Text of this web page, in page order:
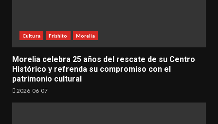
Cultura Frishito Morelia
Morelia celebra 25 años del rescate de su Centro
Histórico y refrenda su compromiso con el
patrimonio cultural
2026-06-07